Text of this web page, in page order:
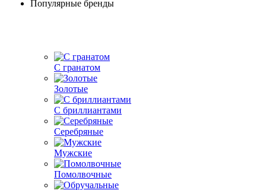
Популярные бренды
С гранатом
Золотые
С бриллиантами
Серебряные
Мужские
Помолвочные